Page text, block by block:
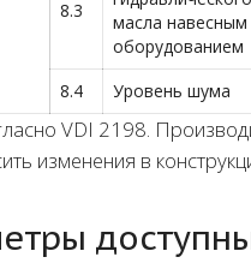
8.3
масла навесным
оборудованием
8.4 Уровень шума
VDI 2198.
изменения в